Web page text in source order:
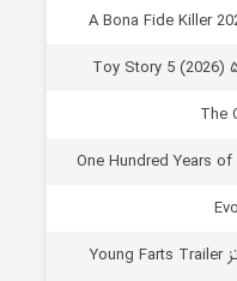
دانلود مستند قطعات تریلر یانگ فارتز Young Farts Trailer